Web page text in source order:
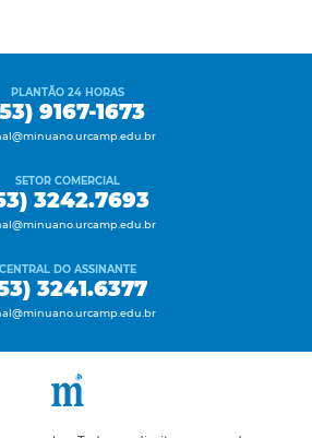
PLANTÃO 24 HORAS
9167-1673
SETOR COMERCIAL
3242.7693
CENTRAL DO ASSINANTE
3241.6377